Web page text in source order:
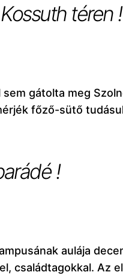
téren !
gátolta meg
főző-sütő
!
aulája
családtagokkal. Az